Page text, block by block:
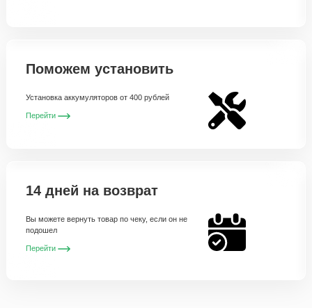
Поможем установить
Установка аккумуляторов от 400 рублей
Перейти
14 дней на возврат
Вы можете вернуть товар по чеку, если он не
подошел
Перейти